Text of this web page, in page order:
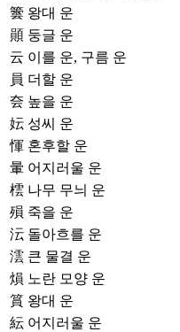
䉙 왕대 운
䫟 둥글 운
云 이를 운, 구름 운
員 더할 운
夽 높을 운
妘 성씨 운
惲 혼후할 운
暈 어지러울 운
橒 나무 무늬 운
殞 죽을 운
沄 돌아흐를 운
澐 큰 물결 운
熉 노란 모양 운
篔 왕대 운
紜 어지러울 운